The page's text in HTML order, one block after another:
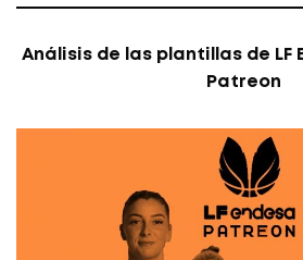
Análisis de las plantillas de LF
Patreon